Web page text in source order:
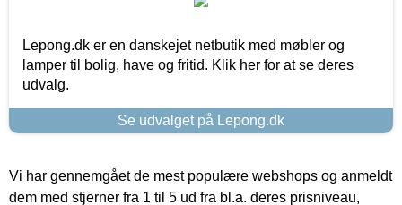
Lepong.dk er en danskejet netbutik med møbler og
lamper til bolig, have og fritid. Klik her for at se deres
udvalg.
Se udvalget på Lepong.dk
Vi har gennemgået de mest populære webshops og anmeldt
dem med stjerner fra 1 til 5 ud fra bl.a. deres prisniveau,